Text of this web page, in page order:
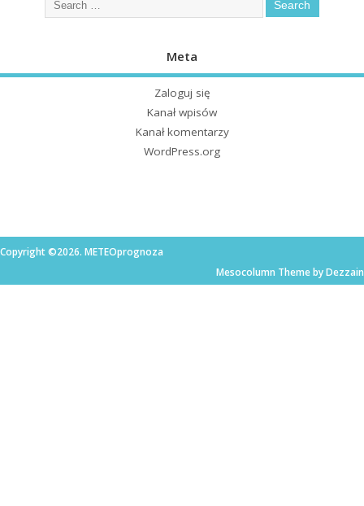
Meta
Zaloguj się
Kanał wpisów
Kanał komentarzy
WordPress.org
Copyright ©2026. METEOprognoza
Mesocolumn Theme by Dezzain